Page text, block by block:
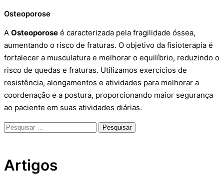
Osteoporose
A Osteoporose é caracterizada pela fragilidade óssea,
aumentando o risco de fraturas. O objetivo da fisioterapia é
fortalecer a musculatura e melhorar o equilíbrio, reduzindo o
risco de quedas e fraturas. Utilizamos exercícios de
resistência, alongamentos e atividades para melhorar a
coordenação e a postura, proporcionando maior segurança
ao paciente em suas atividades diárias.
Pesquisar
Artigos